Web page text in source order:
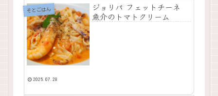
そとごはん
ジョリパ フェットチーネ
魚介のトマトクリーム
2025.07.28